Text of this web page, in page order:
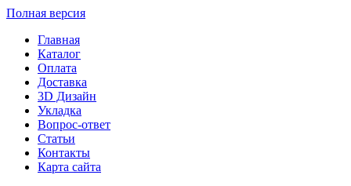
Полная версия
Главная
Каталог
Оплата
Доставка
3D Дизайн
Укладка
Вопрос-ответ
Статьи
Контакты
Карта сайта